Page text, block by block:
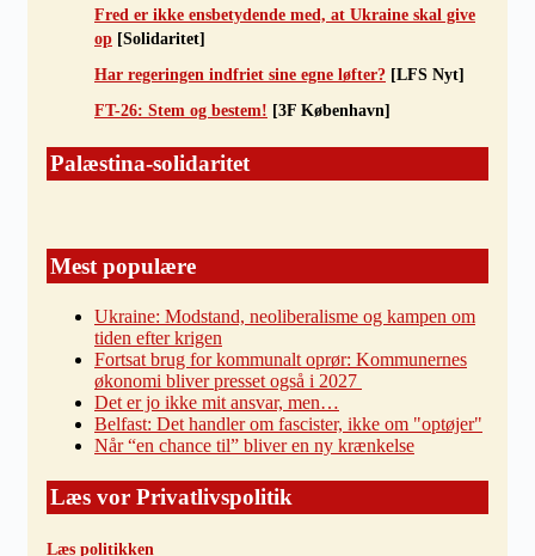
Fred er ikke ensbetydende med, at Ukraine skal give
op [Solidaritet]
Har regeringen indfriet sine egne løfter? [LFS Nyt]
FT-26: Stem og bestem! [3F København]
Palæstina-solidaritet
Mest populære
Ukraine: Modstand, neoliberalisme og kampen om
tiden efter krigen
Fortsat brug for kommunalt oprør: Kommunernes
økonomi bliver presset også i 2027
Det er jo ikke mit ansvar, men…
Belfast: Det handler om fascister, ikke om "optøjer"
Når “en chance til” bliver en ny krænkelse
Læs vor Privatlivspolitik
Læs politikken